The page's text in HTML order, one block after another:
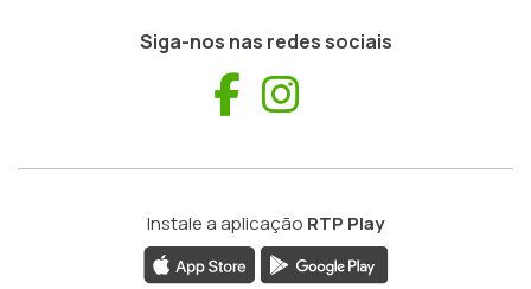
Siga-nos nas redes sociais
Facebook
Instale a aplicação RTP Play